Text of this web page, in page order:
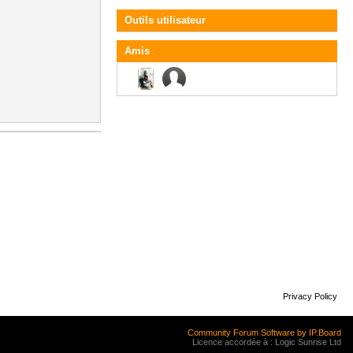
Outils utilisateur
Amis
Privacy Policy
Community Forum Software by IP.Board
Licence accordée à : Logic Sunrise Ltd